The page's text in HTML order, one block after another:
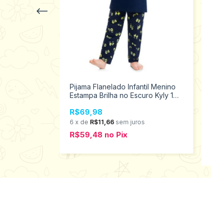
Pijama Flanelado Infantil Menino
Estampa Brilha no Escuro Kyly 1
R$69,98
6 x de R$11,66 sem juros
R$59,48 no Pix